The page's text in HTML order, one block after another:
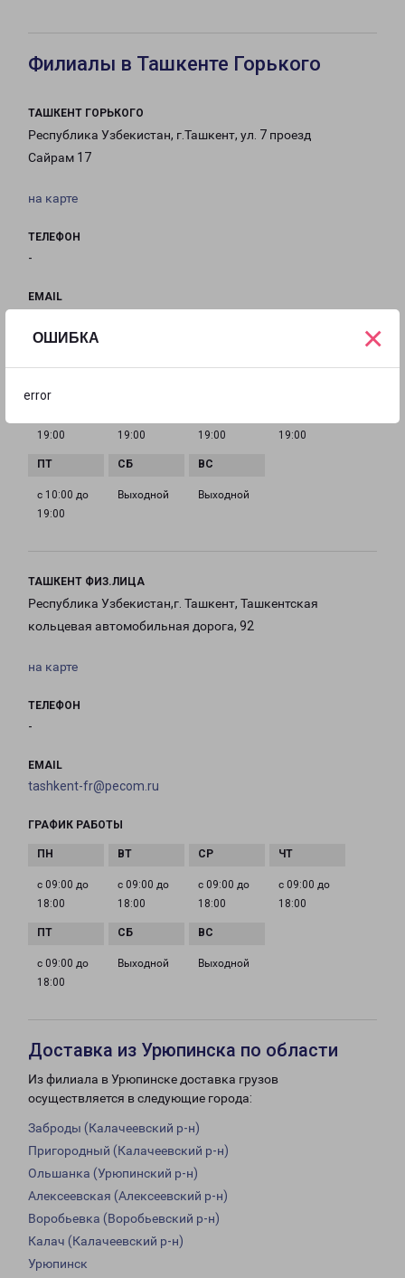
ОШИБКА
error
×
Филиалы в Ташкенте Горького
ТАШКЕНТ ГОРЬКОГО
Республика Узбекистан, г.Ташкент, ул. 7 проезд
Сайрам 17
на карте
ТЕЛЕФОН
-
EMAIL
19:00
19:00
19:00
19:00
с 10:00 до
19:00
Выходной Выходной
ТАШКЕНТ ФИЗ.ЛИЦА
Республика Узбекистан,г. Ташкент, Ташкентская
кольцевая автомобильная дорога, 92
на карте
ТЕЛЕФОН
-
EMAIL
tashkent-fr@pecom.ru
ГРАФИК РАБОТЫ
с 09:00 до
18:00
с 09:00 до
18:00
с 09:00 до
18:00
с 09:00 до
18:00
с 09:00 до
18:00
Выходной Выходной
Доставка из Урюпинска по области
Из филиала в Урюпинске доставка грузов
осуществляется в следующие города:
Заброды (Калачеевский р-н)
Пригородный (Калачеевский р-н)
Ольшанка (Урюпинский р-н)
Алексеевская (Алексеевский р-н)
Воробьевка (Воробьевский р-н)
Калач (Калачеевский р-н)
Урюпинск